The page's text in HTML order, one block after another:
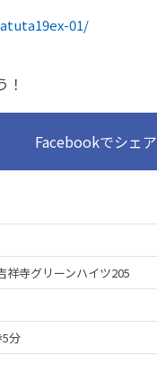
01/
Facebookでシェア
祥寺グリーンハイツ205
分